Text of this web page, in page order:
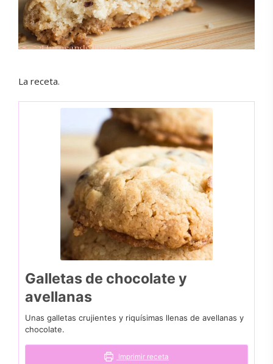
La receta.
Galletas de chocolate y
avellanas
Unas galletas crujientes y riquísimas llenas de avellanas y
chocolate.
Imprimir receta